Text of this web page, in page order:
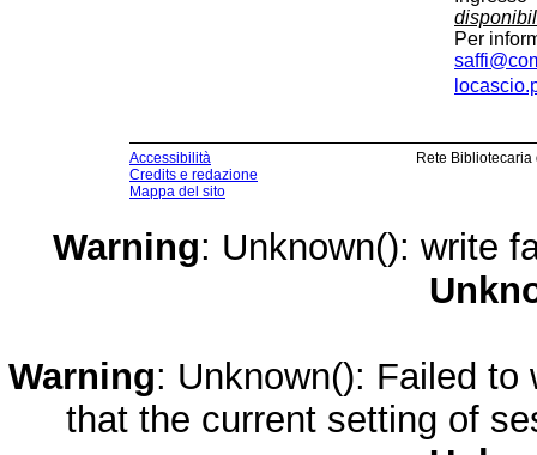
Per
Accessibilità
Credits e redazione
Mappa del sito
Rete
Warning: Unknown(): write
Warning: Unknown(): Failed
that the current setting of